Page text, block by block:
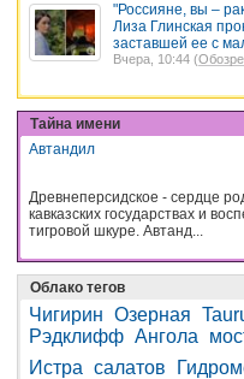
"Россияне, вы –
Лиза Глинская
заставшей ее с
Вчера, 10:44 (
Тайна имени
Автандил
Древнеперсидское - сердце
кавказских государствах и
тигровой шкуре. Автанд...
Облако тегов
Чигирин Озерная
Рэдклифф Ангола
Истра салатов